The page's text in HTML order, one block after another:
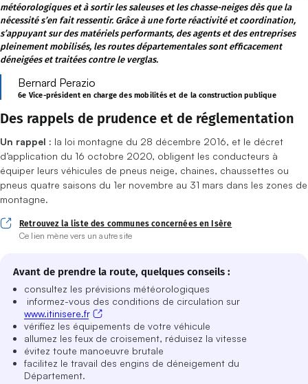
météorologiques et à sortir les saleuses et les chasse-neiges dès que la
nécessité s’en fait ressentir. Grâce à une forte réactivité et coordination,
s’appuyant sur des matériels performants, des agents et des entreprises
pleinement mobilisés, les routes départementales sont efficacement
déneigées et traitées contre le verglas.
Bernard Perazio
6e Vice-président en charge des mobilités et de la construction publique
Des rappels de prudence et de réglementation
Un rappel : la loi montagne du 28 décembre 2016, et le décret
d’application du 16 octobre 2020, obligent les conducteurs à
équiper leurs véhicules de pneus neige, chaines, chaussettes ou
pneus quatre saisons du 1er novembre au 31 mars dans les zones de
montagne.
Retrouvez la liste des communes concernées en Isère
Ce lien mène vers un autre site
(ouverture dans une nouvelle fenêtre)
Avant de prendre la route, quelques conseils :
consultez les prévisions météorologiques
informez-vous des conditions de circulation sur
www.itinisere.fr
vérifiez les équipements de votre véhicule
allumez les feux de croisement, réduisez la vitesse
évitez toute manoeuvre brutale
facilitez le travail des engins de déneigement du
Département.